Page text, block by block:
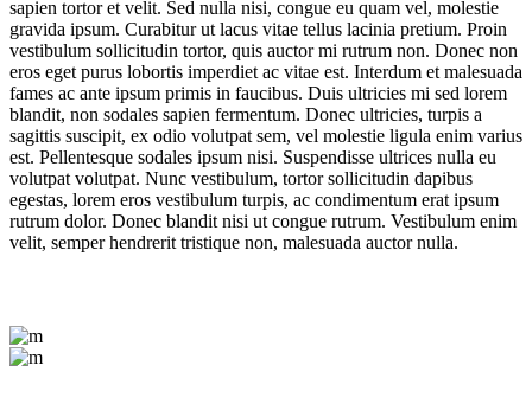
sapien tortor et velit. Sed nulla nisi, congue eu quam vel, molestie
gravida ipsum. Curabitur ut lacus vitae tellus lacinia pretium. Proin
vestibulum sollicitudin tortor, quis auctor mi rutrum non. Donec non
eros eget purus lobortis imperdiet ac vitae est. Interdum et malesuada
fames ac ante ipsum primis in faucibus. Duis ultricies mi sed lorem
blandit, non sodales sapien fermentum. Donec ultricies, turpis a
sagittis suscipit, ex odio volutpat sem, vel molestie ligula enim varius
est. Pellentesque sodales ipsum nisi. Suspendisse ultrices nulla eu
volutpat volutpat. Nunc vestibulum, tortor sollicitudin dapibus
egestas, lorem eros vestibulum turpis, ac condimentum erat ipsum
rutrum dolor. Donec blandit nisi ut congue rutrum. Vestibulum enim
velit, semper hendrerit tristique non, malesuada auctor nulla.